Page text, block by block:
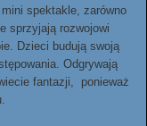
spektakle, zarówno
sprzyjają rozwojowi
Dzieci budują swoją
Odgrywają
fantazji, ponieważ